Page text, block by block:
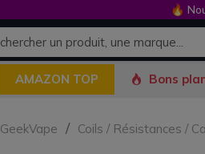
AMAZON TOP Bons
GeekVape Coils / Résistances /
🔥